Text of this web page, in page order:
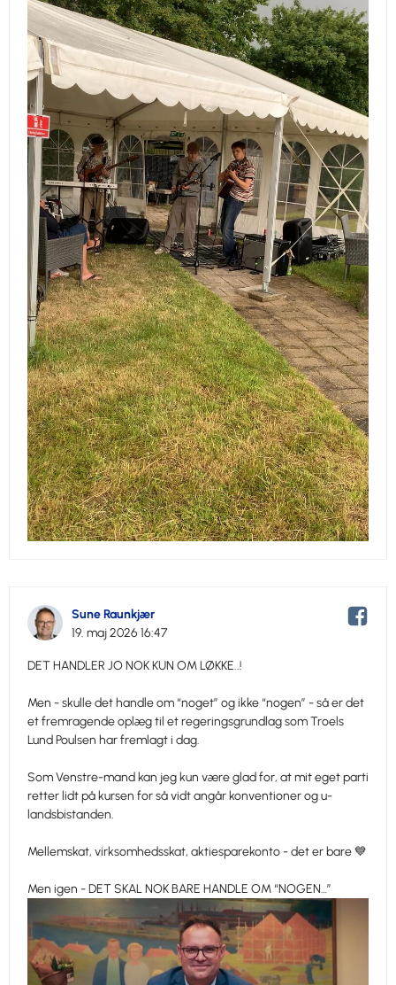
Sune Raunkjær
19. maj 2026 16:47
DET HANDLER JO NOK KUN OM LØKKE..!
Men - skulle det handle om “noget” og ikke “nogen” - så er det
et fremragende oplæg til et regeringsgrundlag som Troels
Lund Poulsen har fremlagt i dag.
Som Venstre-mand kan jeg kun være glad for, at mit eget parti
retter lidt på kursen for så vidt angår konventioner og u-
landsbistanden.
Mellemskat, virksomhedsskat, aktiesparekonto - det er bare 💙
Men igen - DET SKAL NOK BARE HANDLE OM “NOGEN…”